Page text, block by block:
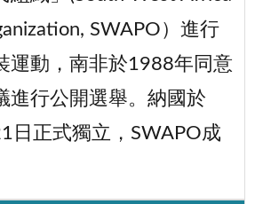
SWAPO）進行
運動，南非於1988年同意
進行公開選舉。納國於
日正式獨立，SWAPO成